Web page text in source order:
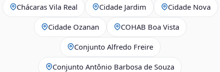
Chácaras Vila Real Cidade Jardim Cidade Nova
Cidade Ozanan COHAB Boa Vista
Conjunto Alfredo Freire
Conjunto Antônio Barbosa de Souza